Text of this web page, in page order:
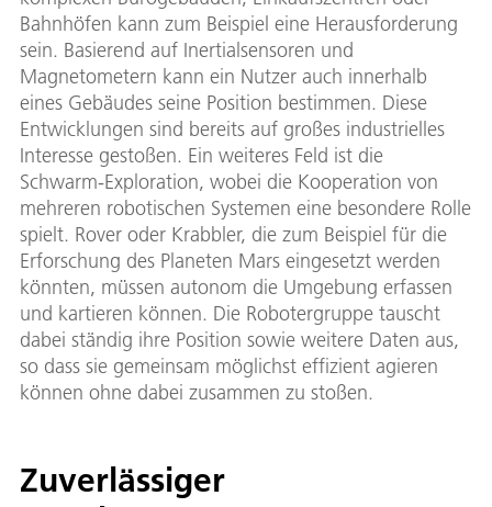
Bahnhöfen kann zum Beispiel eine Herausforderung
sein. Basierend auf Inertialsensoren und
Magnetometern kann ein Nutzer auch innerhalb
eines Gebäudes seine Position bestimmen. Diese
Entwicklungen sind bereits auf großes industrielles
Interesse gestoßen. Ein weiteres Feld ist die
Schwarm-Exploration, wobei die Kooperation von
mehreren robotischen Systemen eine besondere Rolle
spielt. Rover oder Krabbler, die zum Beispiel für die
Erforschung des Planeten Mars eingesetzt werden
könnten, müssen autonom die Umgebung erfassen
und kartieren können. Die Robotergruppe tauscht
dabei ständig ihre Position sowie weitere Daten aus,
so dass sie gemeinsam möglichst effizient agieren
können ohne dabei zusammen zu stoßen.
Zuverlässiger